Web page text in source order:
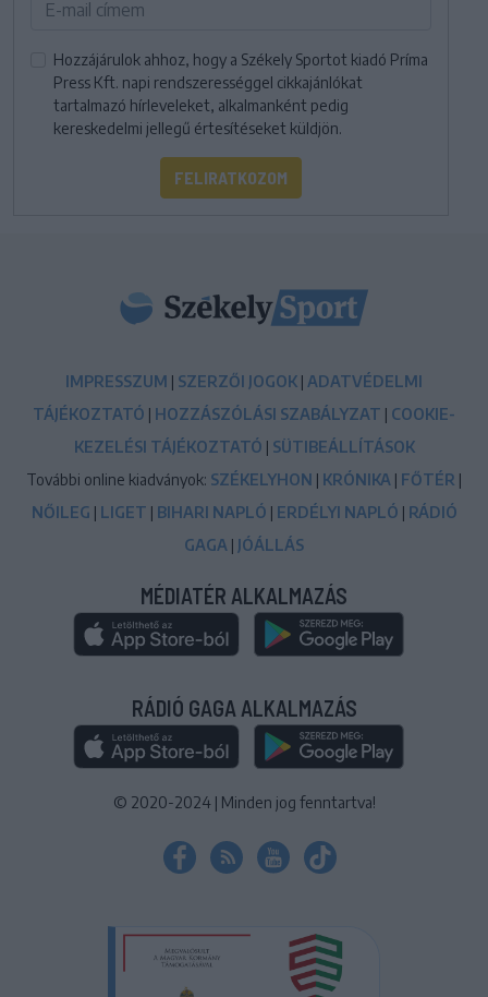
Hozzájárulok ahhoz, hogy a Székely Sportot kiadó Príma
Press Kft. napi rendszerességgel cikkajánlókat
tartalmazó hírleveleket, alkalmanként pedig
kereskedelmi jellegű értesítéseket küldjön.
FELIRATKOZOM
IMPRESSZUM | SZERZŐI JOGOK | ADATVÉDELMI
TÁJÉKOZTATÓ | HOZZÁSZÓLÁSI SZABÁLYZAT | COOKIE-
KEZELÉSI TÁJÉKOZTATÓ | SÜTIBEÁLLÍTÁSOK
További online kiadványok: SZÉKELYHON | KRÓNIKA | FŐTÉR |
NŐILEG | LIGET | BIHARI NAPLÓ | ERDÉLYI NAPLÓ | RÁDIÓ
GAGA | JÓÁLLÁS
MÉDIATÉR ALKALMAZÁS
RÁDIÓ GAGA ALKALMAZÁS
© 2020-2024 | Minden jog fenntartva!